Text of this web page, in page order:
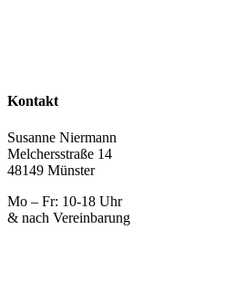
Kontakt
Susanne Niermann
Melchersstraße 14
48149 Münster
Mo – Fr: 10-18 Uhr
& nach Vereinbarung